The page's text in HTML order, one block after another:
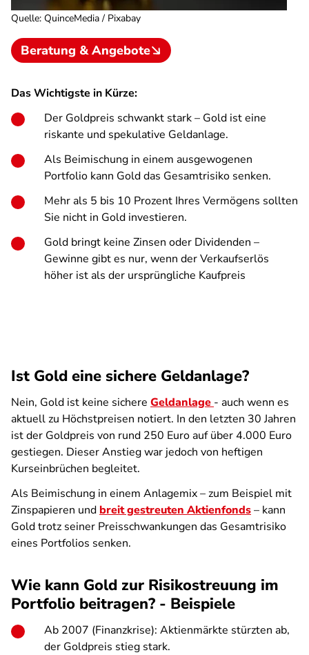
Quelle: QuinceMedia / Pixabay
Beratung & Angebote
Das Wichtigste in Kürze:
Der Goldpreis schwankt stark – Gold ist eine
riskante und spekulative Geldanlage.
Als Beimischung in einem ausgewogenen
Portfolio kann Gold das Gesamtrisiko senken.
Mehr als 5 bis 10 Prozent Ihres Vermögens sollten
Sie nicht in Gold investieren.
Gold bringt keine Zinsen oder Dividenden –
Gewinne gibt es nur, wenn der Verkaufserlös
höher ist als der ursprüngliche Kaufpreis
Ist Gold eine sichere Geldanlage?
Nein, Gold ist keine sichere Geldanlage - auch wenn es
aktuell zu Höchstpreisen notiert. In den letzten 30 Jahren
ist der Goldpreis von rund 250 Euro auf über 4.000 Euro
gestiegen. Dieser Anstieg war jedoch von heftigen
Kurseinbrüchen begleitet.
Als Beimischung in einem Anlagemix – zum Beispiel mit
Zinspapieren und breit gestreuten Aktienfonds– kann
Gold trotz seiner Preisschwankungen das Gesamtrisiko
eines Portfolios senken.
Wie kann Gold zur Risikostreuung im
Portfolio beitragen? - Beispiele
Ab 2007 (Finanzkrise): Aktienmärkte stürzten ab,
der Goldpreis stieg stark.